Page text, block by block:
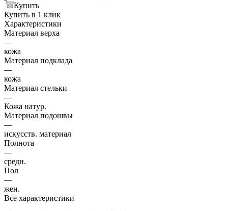
Купить
Купить в 1 клик
Характеристики
Материал верха
—
кожа
Материал подклада
—
кожа
Материал стельки
—
Кожа натур.
Материал подошвы
—
искусств. материал
Полнота
—
средн.
Пол
—
жен.
Все характеристики